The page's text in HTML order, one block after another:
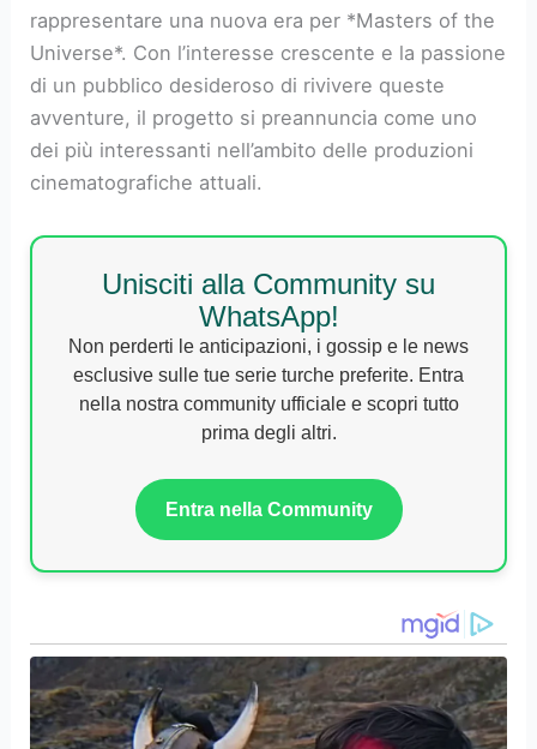
rappresentare una nuova era per *Masters of the
Universe*. Con l’interesse crescente e la passione
di un pubblico desideroso di rivivere queste
avventure, il progetto si preannuncia come uno
dei più interessanti nell’ambito delle produzioni
cinematografiche attuali.
Unisciti alla Community su
WhatsApp!
Non perderti le anticipazioni, i gossip e le news
esclusive sulle tue serie turche preferite. Entra
nella nostra community ufficiale e scopri tutto
prima degli altri.
Entra nella Community